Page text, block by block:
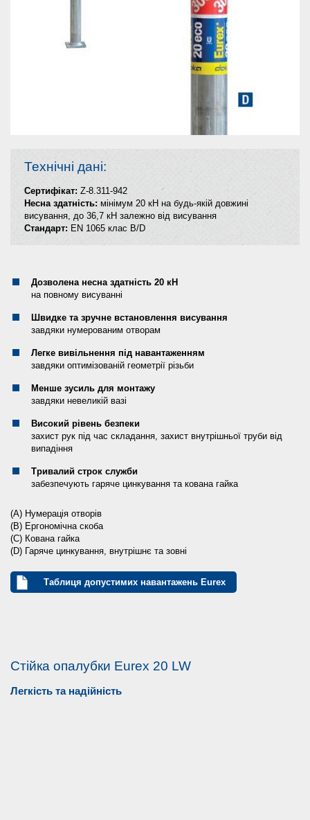
Технічні дані:
Сертифікат: Z-8.311-942
Несна здатність: мінімум 20 кН на будь-якій довжині
висування, до 36,7 кН залежно від висування
Стандарт: EN 1065 клас B/D
Дозволена несна здатність 20 кН
на повному висуванні
Швидке та зручне встановлення висування
завдяки нумерованим отворам
Легке вивільнення під навантаженням
завдяки оптимізованій геометрії різьби
Менше зусиль для монтажу
завдяки невеликій вазі
Високий рівень безпеки
захист рук під час складання, захист внутрішньої труби від
випадіння
Тривалий строк служби
забезпечують гаряче цинкування та кована гайка
(A) Нумерація отворів
(B) Ергономічна скоба
(C) Кована гайка
(D) Гаряче цинкування, внутрішнє та зовні
Таблиця допустимих навантажень Eurex
Стійка опалубки Eurex 20 LW
Легкість та надійність